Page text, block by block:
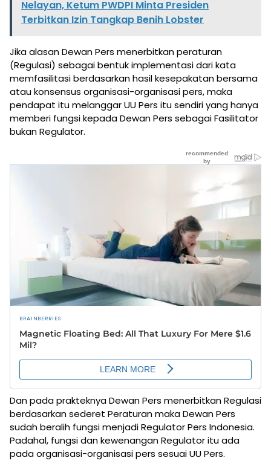
Nelayan, Ketum PWDPI Minta Presiden
Terbitkan Izin Tangkap Benih Lobster
Jika alasan Dewan Pers menerbitkan peraturan
(Regulasi) sebagai bentuk implementasi dari kata
memfasilitasi berdasarkan hasil kesepakatan bersama
atau konsensus organisasi-organisasi pers, maka
pendapat itu melanggar UU Pers itu sendiri yang hanya
memberi fungsi kepada Dewan Pers sebagai Fasilitator
bukan Regulator.
Dan pada prakteknya Dewan Pers menerbitkan Regulasi
berdasarkan sederet Peraturan maka Dewan Pers
sudah beralih fungsi menjadi Regulator Pers Indonesia.
Padahal, fungsi dan kewenangan Regulator itu ada
pada organisasi-organisasi pers sesuai UU Pers.